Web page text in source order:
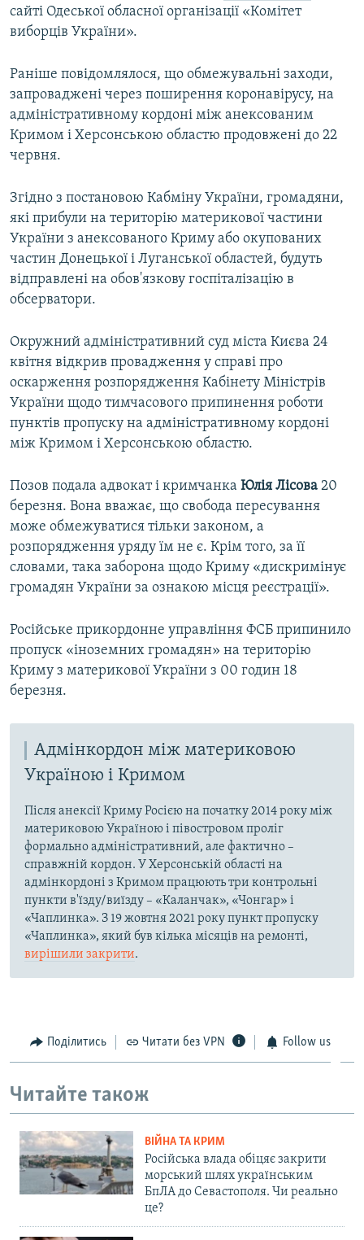
сайті Одеської обласної організації «Комітет
виборців України».
Раніше повідомлялося, що обмежувальні заходи,
запроваджені через поширення коронавірусу, на
адміністративному кордоні між анексованим
Кримом і Херсонською областю продовжені до 22
червня.
Згідно з постановою Кабміну України, громадяни,
які прибули на територію материкової частини
України з анексованого Криму або окупованих
частин Донецької і Луганської областей, будуть
відправлені на обов'язкову госпіталізацію в
обсерватори.
Окружний адміністративний суд міста Києва 24
квітня відкрив провадження у справі про
оскарження розпорядження Кабінету Міністрів
України щодо тимчасового припинення роботи
пунктів пропуску на адміністративному кордоні
між Кримом і Херсонською областю.
Позов подала адвокат і кримчанка Юлія Лісова 20
березня. Вона вважає, що свобода пересування
може обмежуватися тільки законом, а
розпорядження уряду їм не є. Крім того, за її
словами, така заборона щодо Криму «дискримінує
громадян України за ознакою місця реєстрації».
Російське прикордонне управління ФСБ припинило
пропуск «іноземних громадян» на територію
Криму з материкової України з 00 годин 18
березня.
Адмінкордон між материковою
Україною і Кримом
Після анексії Криму Росією на початку 2014 року між
материковою Україною і півостровом проліг
формально адміністративний, але фактично –
справжній кордон. У Херсонській області на
адмінкордоні з Кримом працюють три контрольні
пункти в'їзду/виїзду – «Каланчак», «Чонгар» і
«Чаплинка». З 19 жовтня 2021 року пункт пропуску
«Чаплинка», який був кілька місяців на ремонті,
вирішили закрити.
Поділитись Читати без VPN Follow us
Читайте також
ВІЙНА ТА КРИМ
Російська влада обіцяє закрити
морський шлях українським
БпЛА до Севастополя. Чи реально
це?